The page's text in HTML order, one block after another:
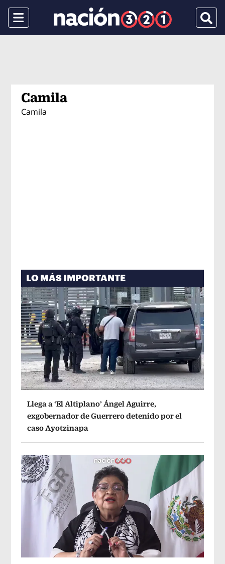
Menu
Camila
Camila
LO MÁS IMPORTANTE
Llega a ‘El Altiplano’ Ángel Aguirre,
exgobernador de Guerrero detenido por el
caso Ayotzinapa